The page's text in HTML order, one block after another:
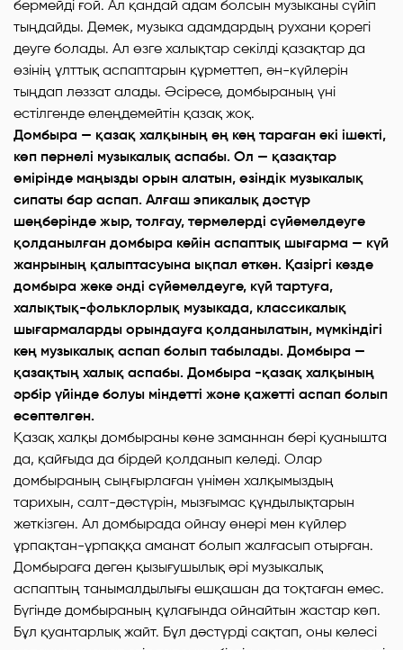
бермейді ғой. Ал қандай адам болсын музыканы сүйіп
тыңдайды. Демек, музыка адамдардың рухани қорегі
деуге болады. Ал өзге халықтар секілді қазақтар да
өзінің ұлттық аспаптарын құрметтеп, ән-күйлерін
тыңдап ләззат алады. Әсіресе, домбыраның үні
естілгенде елеңдемейтін қазақ жоқ.
Домбыра — қазақ халқының ең кең тараған екі ішекті,
көп пернелі музыкалық аспабы. Ол — қазақтар
өмірінде маңызды орын алатын, өзіндік музыкалық
сипаты бар аспап. Алғаш эпикалық дәстүр
шеңберінде жыр, толғау, термелерді сүйемелдеуге
қолданылған домбыра кейін аспаптық шығарма — күй
жанрының қалыптасуына ықпал еткен. Қазіргі кезде
домбыра жеке әнді сүйемелдеуге, күй тартуға,
халықтық-фольклорлық музыкада, классикалық
шығармаларды орындауға қолданылатын, мүмкіндігі
кең музыкалық аспап болып табылады. Домбыра —
қазақтың халық аспабы. Домбыра -қазақ халқының
әрбір үйінде болуы міндетті және қажетті аспап болып
есептелген.
Қазақ халқы домбыраны көне заманнан бері қуанышта
да, қайғыда да бірдей қолданып келеді. Олар
домбыраның сыңғырлаған үнімен халқымыздың
тарихын, салт-дәстүрін, мызғымас құндылықтарын
жеткізген. Ал домбырада ойнау өнері мен күйлер
ұрпақтан-ұрпаққа аманат болып жалғасып отырған.
Домбыраға деген қызығушылық әрі музыкалық
аспаптың танымалдылығы ешқашан да тоқтаған емес.
Бүгінде домбыраның құлағында ойнайтын жастар көп.
Бұл қуантарлық жайт. Бұл дәстүрді сақтап, оны келесі